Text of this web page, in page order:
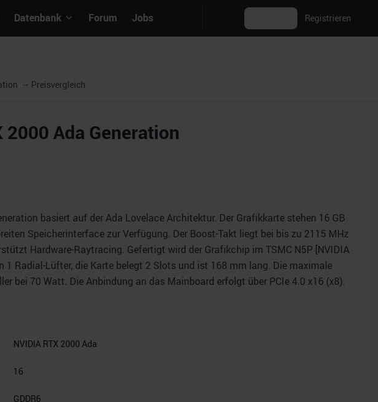
Datenbank Forum Jobs Registrieren
Preisvergleich
2000 Ada Generation
basiert auf der Ada Lovelace Architektur. Der Grafikkarte stehen 16 GB
Speicherinterface zur Verfügung. Der Boost-Takt liegt bei bis zu 2115 MHz
Hardware-Raytracing. Gefertigt wird der Grafikchip im TSMC N5P [NVIDIA
1 Radial-Lüfter, die Karte belegt 2 Slots und ist 168 mm lang. Die maximale
bei 70 Watt. Die Anbindung an das Mainboard erfolgt über PCIe 4.0 x16 (x8).
NVIDIA RTX 2000 Ada
16
GDDR6